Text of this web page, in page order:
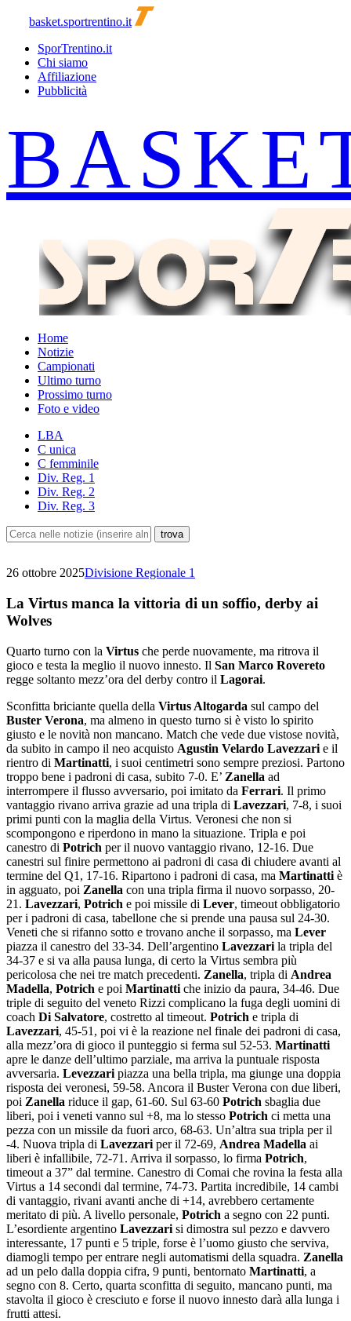
basket.sportrentino.it
SporTrentino.it
Chi siamo
Affiliazione
Pubblicità
Home
Notizie
Campionati
Ultimo turno
Prossimo turno
Foto e video
LBA
C unica
C femminile
Div. Reg. 1
Div. Reg. 2
Div. Reg. 3
26 ottobre 2025Divisione Regionale 1
La Virtus manca la vittoria di un soffio, derby ai
Wolves
Quarto turno con la Virtus che perde nuovamente, ma ritrova il
gioco e testa la meglio il nuovo innesto. Il San Marco Rovereto
regge soltanto mezz’ora del derby contro il Lagorai.
Sconfitta briciante quella della Virtus Altogarda sul campo del
Buster Verona, ma almeno in questo turno si è visto lo spirito
giusto e le novità non mancano. Match che vede due vistose novità,
da subito in campo il neo acquisto Agustin Velardo Lavezzari e il
rientro di Martinatti, i suoi centimetri sono sempre preziosi. Partono
troppo bene i padroni di casa, subito 7-0. E’ Zanella ad
interrompere il flusso avversario, poi imitato da Ferrari. Il primo
vantaggio rivano arriva grazie ad una tripla di Lavezzari, 7-8, i suoi
primi punti con la maglia della Virtus. Veronesi che non si
scompongono e riperdono in mano la situazione. Tripla e poi
canestro di Potrich per il nuovo vantaggio rivano, 12-16. Due
canestri sul finire permettono ai padroni di casa di chiudere avanti al
termine del Q1, 17-16. Ripartono i padroni di casa, ma Martinatti è
in agguato, poi Zanella con una tripla firma il nuovo sorpasso, 20-
21. Lavezzari, Potrich e poi missile di Lever, timeout obbligatorio
per i padroni di casa, tabellone che si prende una pausa sul 24-30.
Veneti che si rifanno sotto e trovano anche il sorpasso, ma Lever
piazza il canestro del 33-34. Dell’argentino Lavezzari la tripla del
34-37 e si va alla pausa lunga, di certo la Virtus sembra più
pericolosa che nei tre match precedenti. Zanella, tripla di Andrea
Madella, Potrich e poi Martinatti che inizio da paura, 34-46. Due
triple di seguito del veneto Rizzi complicano la fuga degli uomini di
coach Di Salvatore, costretto al timeout. Potrich e tripla di
Lavezzari, 45-51, poi vi è la reazione nel finale dei padroni di casa,
alla mezz’ora di gioco il punteggio si ferma sul 52-53. Martinatti
apre le danze dell’ultimo parziale, ma arriva la puntuale risposta
avversaria. Levezzari piazza una bella tripla, ma giunge una doppia
risposta dei veronesi, 59-58. Ancora il Buster Verona con due liberi,
poi Zanella riduce il gap, 61-60. Sul 63-60 Potrich sbaglia due
liberi, poi i veneti vanno sul +8, ma lo stesso Potrich ci metta una
pezza con un missile da fuori arco, 68-63. Un’altra sua tripla per il
-4. Nuova tripla di Lavezzari per il 72-69, Andrea Madella ai
liberi è infallibile, 72-71. Arriva il sorpasso, lo firma Potrich,
timeout a 37” dal termine. Canestro di Comai che rovina la festa alla
Virtus a 14 secondi dal termine, 74-73. Partita incredibile, 14 cambi
di vantaggio, rivani avanti anche di +14, avrebbero certamente
meritato di più. A livello personale, Potrich a segno con 22 punti.
L’esordiente argentino Lavezzari si dimostra sul pezzo e davvero
interessante, 17 punti e 5 triple, forse è l’uomo giusto che serviva,
diamogli tempo per entrare negli automatismi della squadra. Zanella
ad un pelo dalla doppia cifra, 9 punti, bentornato Martinatti, a
segno con 8. Certo, quarta sconfitta di seguito, mancano punti, ma
stavolta il gioco è cresciuto e forse il nuovo innesto darà alla lunga i
frutti attesi.